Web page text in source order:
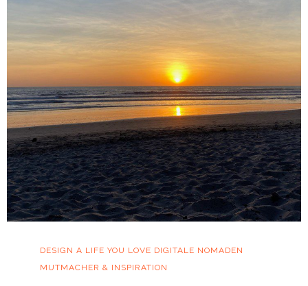
DESIGN A LIFE YOU LOVE DIGITALE NOMADEN
MUTMACHER & INSPIRATION